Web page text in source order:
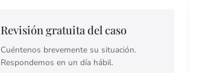
Revisión gratuita del caso
Cuéntenos brevemente su situación.
Respondemos en un día hábil.